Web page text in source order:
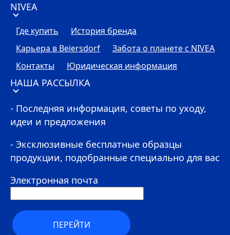
NIVEA
Где купить
История бренда
Карьера в Beiersdorf
Забота о планете с NIVEA
Контакты
Юридическая информация
НАША РАССЫЛКА
- Последняя информация, советы по уходу,
идеи и предложения
- Эксклюзивные бесплатные образцы
продукции, подобранные специально для вас
Электронная почта
ПЕРЕЙТИ